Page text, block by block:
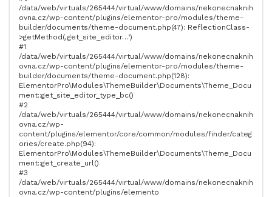
/data/web/virtuals/265444/virtual/www/domains/nekonecnaknih
ovna.cz/wp-content/plugins/elementor-pro/modules/theme-
builder/documents/theme-document.php(47): ReflectionClass-
>getMethod(‚get_site_editor…‘)
#1
/data/web/virtuals/265444/virtual/www/domains/nekonecnaknih
ovna.cz/wp-content/plugins/elementor-pro/modules/theme-
builder/documents/theme-document.php(128):
ElementorPro\Modules\ThemeBuilder\Documents\Theme_Docu
ment::get_site_editor_type_bc()
#2
/data/web/virtuals/265444/virtual/www/domains/nekonecnaknih
ovna.cz/wp-
content/plugins/elementor/core/common/modules/finder/categ
ories/create.php(94):
ElementorPro\Modules\ThemeBuilder\Documents\Theme_Docu
ment::get_create_url()
#3
/data/web/virtuals/265444/virtual/www/domains/nekonecnaknih
ovna.cz/wp-content/plugins/elemento